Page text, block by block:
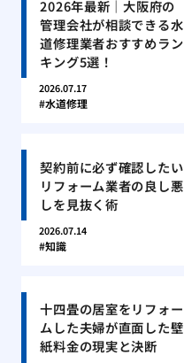
2026年最新｜大阪府の
管理会社が相談できる水
道修理業者おすすめラン
キング5選！
2026.07.17
水道修理
契約前に必ず確認したい
リフォーム業者の良し悪
しを見抜く術
2026.07.14
知識
十四畳の居室をリフォー
ムした夫婦が直面した壁
紙料金の現実と決断